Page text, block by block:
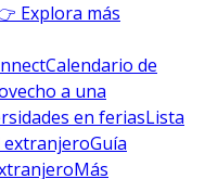
Explora más
Calendario de
a una
en feriasLista
extranjeroGuía
Más